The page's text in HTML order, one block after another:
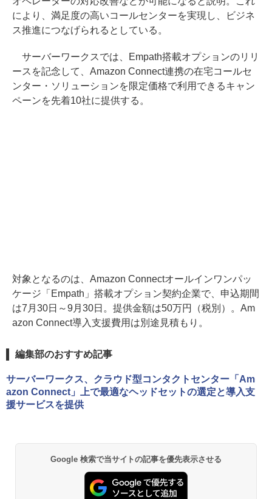
により、満足度の高いコールセンターを実現し、ビジネ
ス推進につなげられるとしている。
サーバーワークスでは、Empath搭載オプションのリリ
ースを記念して、Amazon Connect連携の在宅コールセ
ンター・ソリューションを限定価格で利用できるキャン
ペーンを先着10社に提供する。
対象となるのは、Amazon Connectオールインワンパッ
ケージ「Empath」搭載オプション契約企業で、申込期間
は7月30日～9月30日。提供金額は50万円（税別）。Am
azon Connect導入支援費用は別途見積もり。
編集部のおすすめ記事
サーバーワークス、クラウド型コンタクトセンター「Am
azon Connect」上で最適なヘッドセットの選定と導入支
援サービスを提供
Google 検索で当サイトの記事を優先表示させる